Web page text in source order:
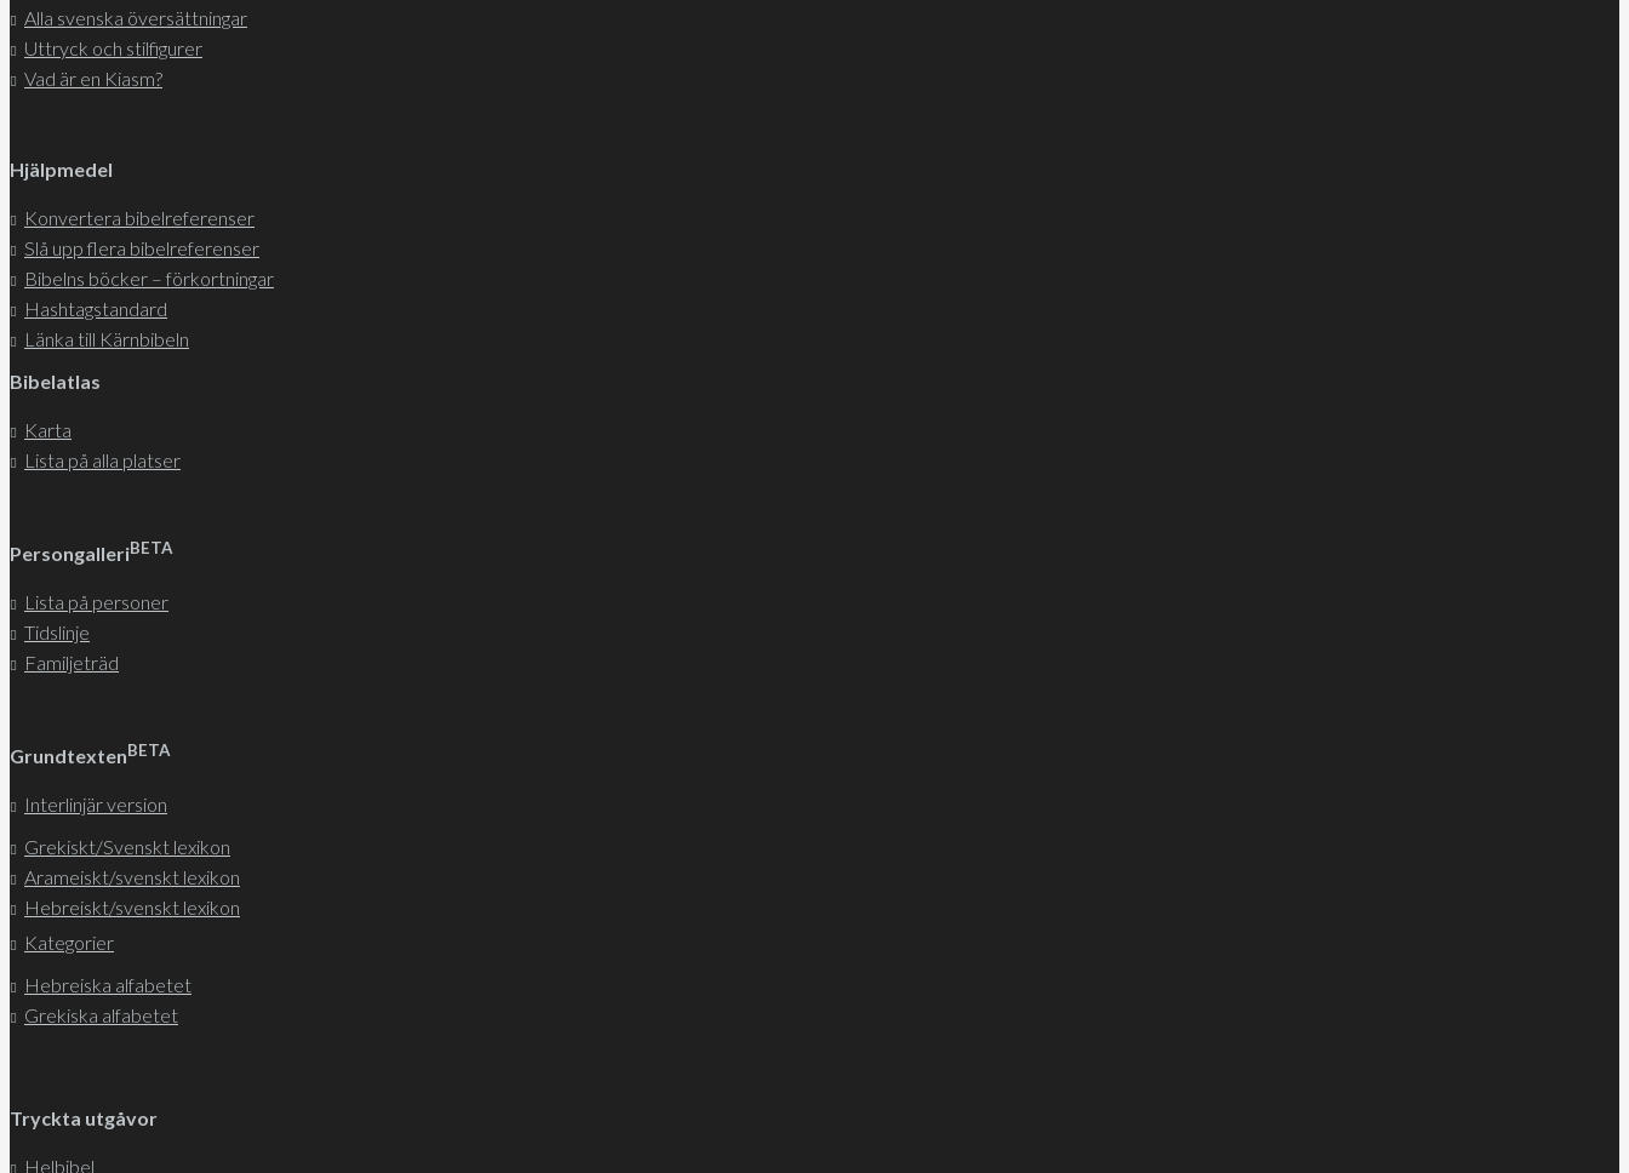
Alla svenska översättningar
Uttryck och stilfigurer
Vad är en Kiasm?
Hjälpmedel
Konvertera bibelreferenser
Slå upp flera bibelreferenser
Bibelns böcker – förkortningar
Hashtagstandard
Länka till Kärnbibeln
Bibelatlas
Karta
Lista på alla platser
PersongalleriBETA
Lista på personer
Tidslinje
Familjeträd
GrundtextenBETA
Interlinjär version
Grekiskt/Svenskt lexikon
Arameiskt/svenskt lexikon
Hebreiskt/svenskt lexikon
Kategorier
Hebreiska alfabetet
Grekiska alfabetet
Tryckta utgåvor
Helbibel